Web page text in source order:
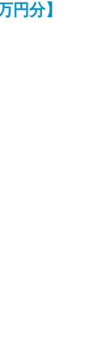
円分】